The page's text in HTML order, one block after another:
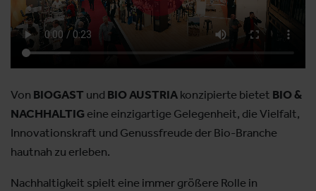
Von BIOGAST und BIO AUSTRIA konzipierte bietet BIO &
NACHHALTIG eine einzigartige Gelegenheit, die Vielfalt,
Innovationskraft und Genussfreude der Bio-Branche
hautnah zu erleben.
Nachhaltigkeit spielt eine immer größere Rolle in